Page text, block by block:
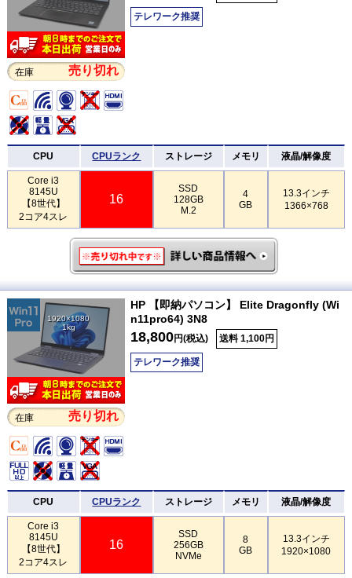
在庫 売り切れ
テレワーク推奨
CPU CPUランク ストレージ メモリ 液晶/解像度
Core i3
8145U
【8世代】
2コア4スレ
16
SSD
128GB
M.2
4
GB
13.3インチ
1366×768
1920×1080
1kg
在庫 売り切れ
HP 【即納パソコン】 Elite Dragonfly (Wi
n11pro64) 3N8
18,800円(税込) 送料 1,100円
テレワーク推奨
CPU CPUランク ストレージ メモリ 液晶/解像度
Core i3
8145U
【8世代】
2コア4スレ
16
SSD
256GB
NVMe
8
GB
13.3インチ
1920×1080